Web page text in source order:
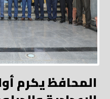
المحافظ يكرم